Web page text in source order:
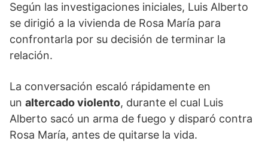
Según las investigaciones iniciales, Luis Alberto
se dirigió a la vivienda de Rosa María para
confrontarla por su decisión de terminar la
relación.
La conversación escaló rápidamente en
un altercado violento, durante el cual Luis
Alberto sacó un arma de fuego y disparó contra
Rosa María, antes de quitarse la vida.